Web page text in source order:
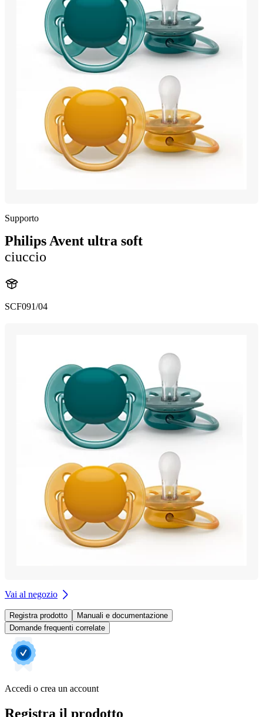
Supporto
Philips Avent ultra soft
ciuccio
SCF091/04
Vai al negozio
Registra prodotto
Manuali e documentazione
Domande frequenti correlate
Accedi o crea un account
Registra il prodotto